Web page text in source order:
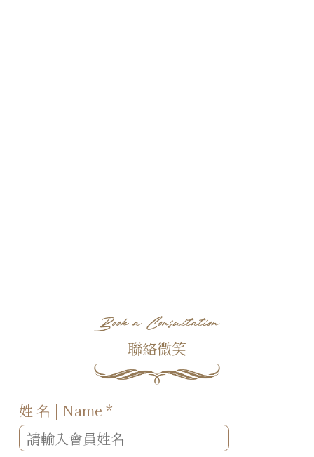
聯絡微笑
姓 名 | Name*